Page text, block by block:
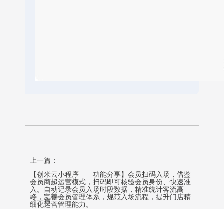
上一篇：
【创米云小程序——功能分享】会员扫码入场，借鉴
会员商超运营模式，扫码即可核验会员身份、快速准
入。自动记录会员入场时段数据，精准统计客流高
峰，完善会员管理体系，规范入场流程，提升门店精
细化运营管理能力。
下一篇：